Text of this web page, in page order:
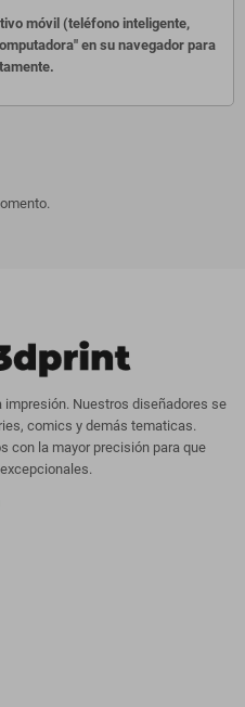
móvil (teléfono inteligente,
en su navegador para
Nuestros diseñadores se
comics y demás tematicas.
con la mayor precisión para que